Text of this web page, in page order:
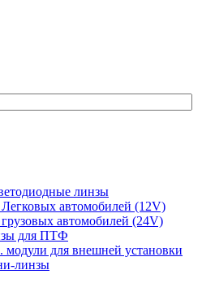
линзы
автомобилей (12V)
автомобилей (24V)
для ПТФ
модули для внешней установки
линзы